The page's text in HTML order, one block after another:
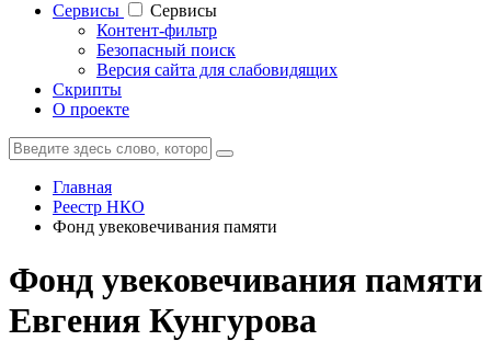
Cервисы
Cервисы
Контент-фильтр
Безопасный поиск
Версия сайта для слабовидящих
Скрипты
О проекте
Главная
Реестр НКО
Фонд увековечивания памяти
Фонд увековечивания памяти
Евгения Кунгурова